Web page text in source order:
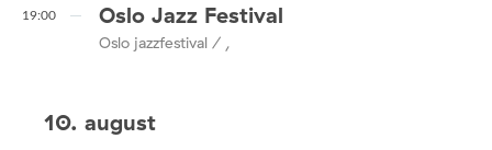
19:00 Oslo Jazz Festival
Oslo jazzfestival / ,
10. august